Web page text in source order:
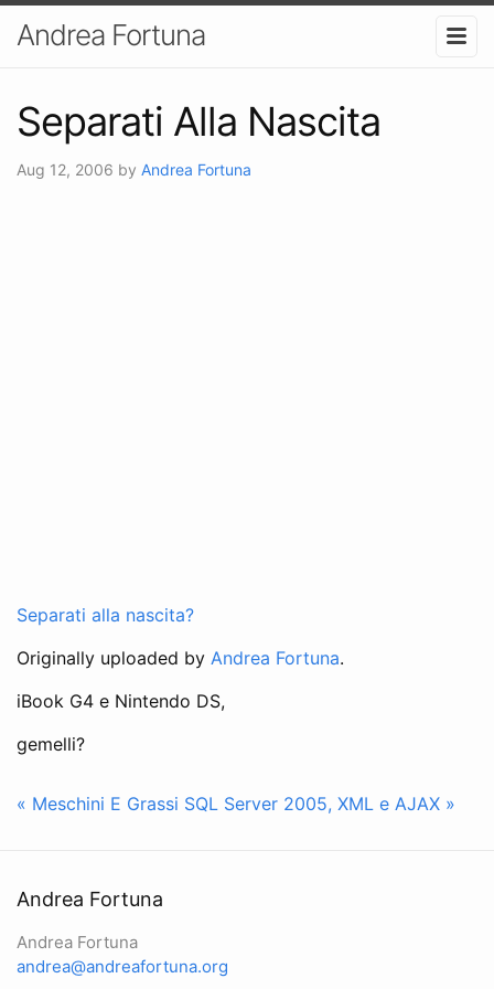
Andrea Fortuna
Separati Alla Nascita
Aug 12, 2006 by Andrea Fortuna
Separati alla nascita?
Originally uploaded by Andrea Fortuna.
iBook G4 e Nintendo DS,
gemelli?
« Meschini E Grassi SQL Server 2005, XML e AJAX »
Andrea Fortuna
Andrea Fortuna
andrea@andreafortuna.org